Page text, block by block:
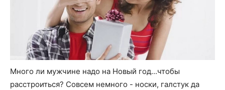
Много ли мужчине надо на Новый год...чтобы
расстроиться? Совсем немного - носки, галстук да